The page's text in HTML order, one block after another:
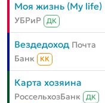
Моя жизнь (My life)
УБРиР ДК
Вездедоход Почта
Банк
КК
Карта хозяина
РоссельхозБанк
ДК